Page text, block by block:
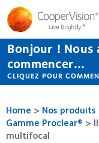
Aller
au
contenu
principal
Bonjour ! Nous
commencer...
CLIQUEZ POUR
Home > Nos
Gamme Proclear® >
multifocal